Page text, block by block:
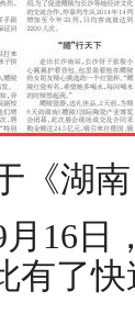
《湖
月16
有了